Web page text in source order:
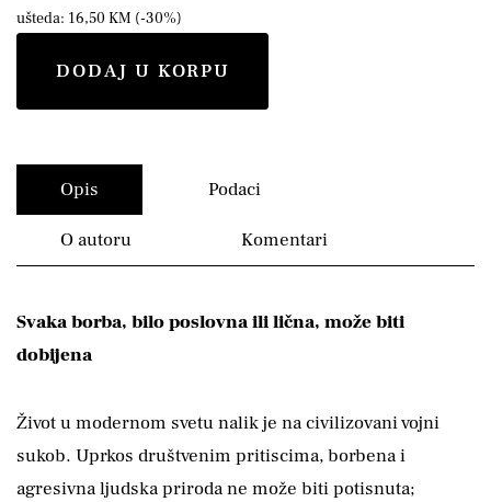
ušteda: 16,50 KM (-30%)
DODAJ U KORPU
Opis Podaci
O autoru Komentari
Svaka borba, bilo poslovna ili lična, može biti
dobijena
Život u modernom svetu nalik je na civilizovani vojni
sukob. Uprkos društvenim pritiscima, borbena i
agresivna ljudska priroda ne može biti potisnuta;